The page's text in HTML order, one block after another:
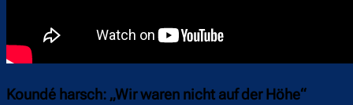
Koundé harsch: „Wir waren nicht auf der Höhe“